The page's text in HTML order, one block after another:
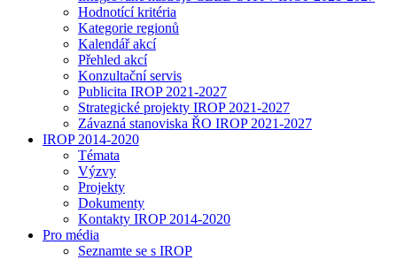
Hodnotící kritéria
Kategorie regionů
Kalendář akcí
Přehled akcí
Konzultační servis
Publicita IROP 2021-2027
Strategické projekty IROP 2021-2027
Závazná stanoviska ŘO IROP 2021-2027
IROP 2014-2020
Témata
Výzvy
Projekty
Dokumenty
Kontakty IROP 2014-2020
Pro média
Seznamte se s IROP